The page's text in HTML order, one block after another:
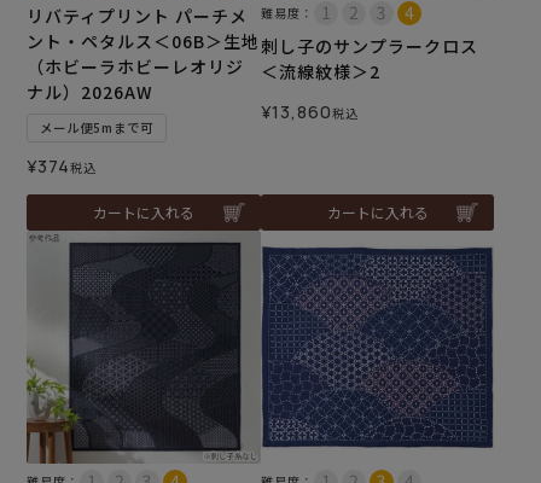
リバティプリント パーチメ
ント・ペタルス＜06B＞生地
（ホビーラホビーレオリジ
ナル）2026AW
メール便5mまで可
¥374税込
カートに入れる
難易度：
刺し子のサンプラークロス
＜流線紋様＞2
¥13,860税込
カートに入れる